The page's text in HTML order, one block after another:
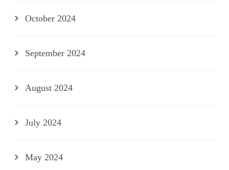
October 2024
September 2024
August 2024
July 2024
May 2024